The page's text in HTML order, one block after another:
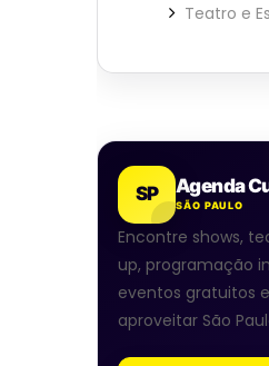
Teatro e
SP Agenda
SÃO PAULO
Encontre shows,
up, programação
eventos gratuitos
aproveitar São